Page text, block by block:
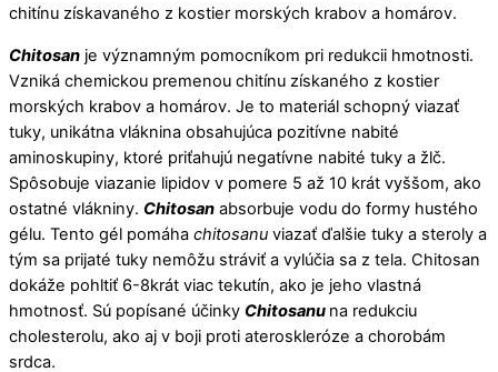
chitínu získavaného z kostier morských krabov a homárov.
Chitosan je významným pomocníkom pri redukcii hmotnosti.
Vzniká chemickou premenou chitínu získaného z kostier
morských krabov a homárov. Je to materiál schopný viazať
tuky, unikátna vláknina obsahujúca pozitívne nabité
aminoskupiny, ktoré priťahujú negatívne nabité tuky a žlč.
Spôsobuje viazanie lipidov v pomere 5 až 10 krát vyššom, ako
ostatné vlákniny. Chitosan absorbuje vodu do formy hustého
gélu. Tento gél pomáha chitosanu viazať ďalšie tuky a steroly a
tým sa prijaté tuky nemôžu stráviť a vylúčia sa z tela. Chitosan
dokáže pohltiť 6-8krát viac tekutín, ako je jeho vlastná
hmotnosť. Sú popísané účinky Chitosanu na redukciu
cholesterolu, ako aj v boji proti ateroskleróze a chorobám
srdca.